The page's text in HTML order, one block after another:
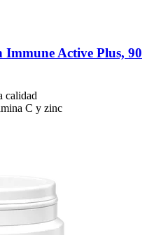
Immune Active Plus, 90
calidad
C y zinc